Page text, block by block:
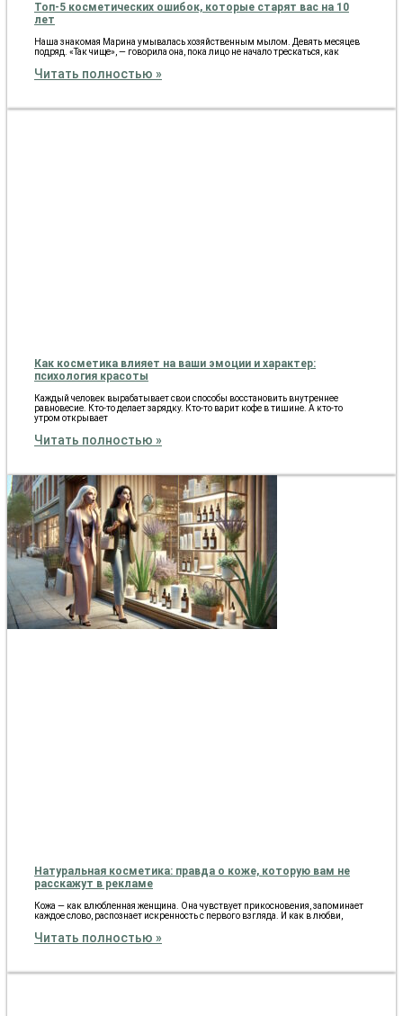
Топ-5 косметических ошибок, которые старят вас на 10
лет
Наша знакомая Марина умывалась хозяйственным мылом. Девять месяцев
подряд. «Так чище», — говорила она, пока лицо не начало трескаться, как
Читать полностью »
Как косметика влияет на ваши эмоции и характер:
психология красоты
Каждый человек вырабатывает свои способы восстановить внутреннее
равновесие. Кто-то делает зарядку. Кто-то варит кофе в тишине. А кто-то
утром открывает
Читать полностью »
Натуральная косметика: правда о коже, которую вам не
расскажут в рекламе
Кожа — как влюбленная женщина. Она чувствует прикосновения, запоминает
каждое слово, распознает искренность с первого взгляда. И как в любви,
Читать полностью »